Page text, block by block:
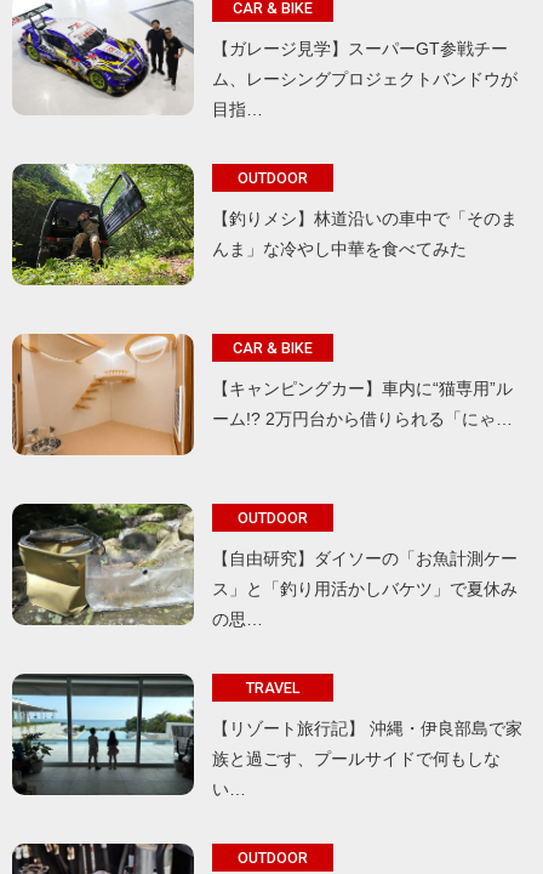
CAR & BIKE
【ガレージ見学】スーパーGT参戦チー
ム、レーシングプロジェクトバンドウが
目指…
OUTDOOR
【釣りメシ】林道沿いの車中で「そのま
んま」な冷やし中華を食べてみた
CAR & BIKE
【キャンピングカー】車内に“猫専用”ル
ーム!? 2万円台から借りられる「にゃ…
OUTDOOR
【自由研究】ダイソーの「お魚計測ケー
ス」と「釣り用活かしバケツ」で夏休み
の思…
TRAVEL
【リゾート旅行記】 沖縄・伊良部島で家
族と過ごす、プールサイドで何もしな
い…
OUTDOOR